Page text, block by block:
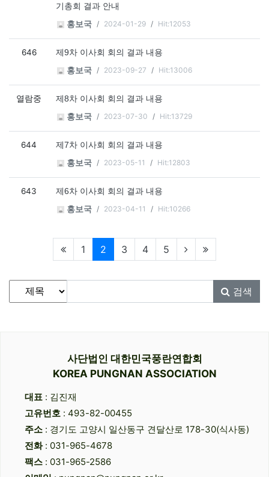
기총회 결과 안내
홍보국
2024-01-29 Hit:12053
646
제9차 이사회 회의 결과 내용
홍보국
2023-09-27 Hit:13006
열람중
제8차 이사회 회의 결과 내용
홍보국
2023-07-30 Hit:13729
644
제7차 이사회 회의 결과 내용
홍보국
2023-05-11 Hit:12803
643
제6차 이사회 회의 결과 내용
홍보국
2023-04-11 Hit:10266
1 2 현재페이지
3 4 5
게시물 검색
검색대상
검색어필수 검색
사단법인 대한민국풍란연합회
KOREA PUNGNAN ASSOCIATION
대표 : 김진재
고유번호 : 493-82-00455
주소 : 경기도 고양시 일산동구 견달산로 178-30(식사동)
전화: 031-965-4678
팩스 : 031-965-2586